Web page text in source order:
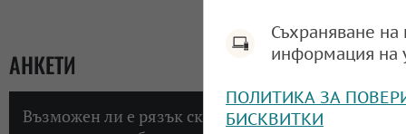
АНКЕТИ
Възможен ли е рязък скок на инфлацията в
Съхраняване
информация на
ПОЛИТИКА ЗА
БИСКВИТКИ